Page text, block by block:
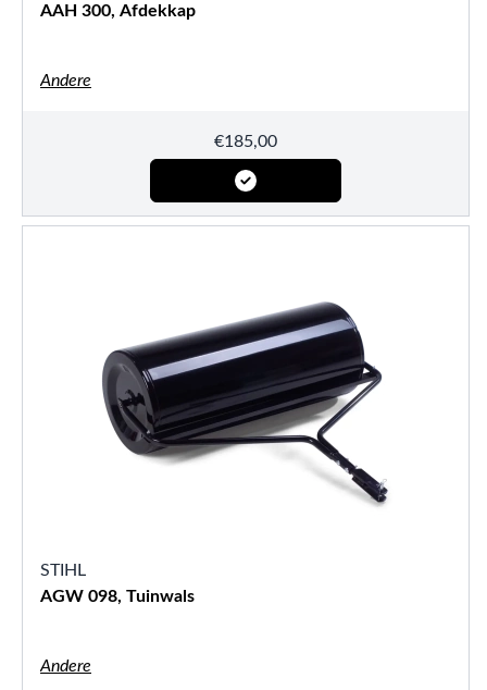
AAH 300, Afdekkap
Andere
€185,00
STIHL
AGW 098, Tuinwals
Andere